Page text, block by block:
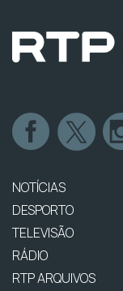
NOTÍCIAS
DESPORTO
TELEVISÃO
RÁDIO
RTP ARQUIVOS